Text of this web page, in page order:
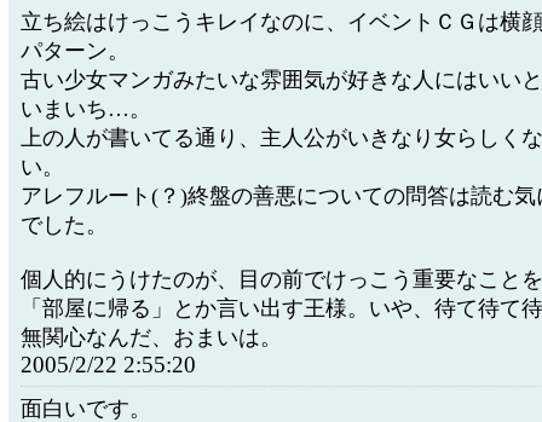
立ち絵はけっこうキレイなのに、イベントＣＧは横
パターン。
古い少女マンガみたいな雰囲気が好きな人にはいい
いまいち…。
上の人が書いてる通り、主人公がいきなり女らしく
い。
アレフルート(？)終盤の善悪についての問答は読む
でした。
個人的にうけたのが、目の前でけっこう重要なこと
「部屋に帰る」とか言い出す王様。いや、待て待て
無関心なんだ、おまいは。
2005/2/22 2:55:20
面白いです。